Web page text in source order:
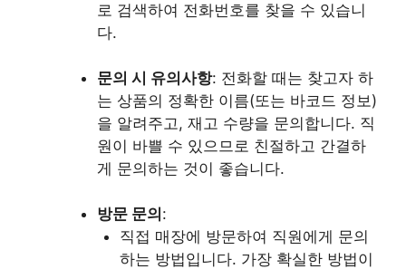
로 검색하여 전화번호를 찾을 수 있습니
다.
문의 시 유의사항: 전화할 때는 찾고자 하
는 상품의 정확한 이름(또는 바코드 정보)
을 알려주고, 재고 수량을 문의합니다. 직
원이 바쁠 수 있으므로 친절하고 간결하
게 문의하는 것이 좋습니다.
방문 문의 :
직접 매장에 방문하여 직원에게 문의
하는 방법입니다. 가장 확실한 방법이